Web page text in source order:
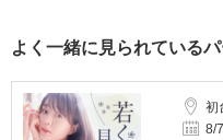
よく一緒に見られている
初
8/